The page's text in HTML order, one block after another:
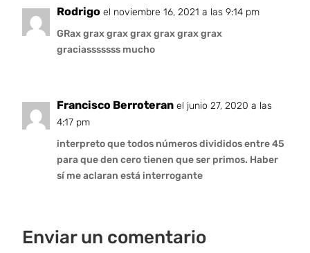
Rodrigo el noviembre 16, 2021 a las 9:14 pm
GRax grax grax grax grax grax grax
graciasssssss mucho
Francisco Berroteran el junio 27, 2020 a las
4:17 pm
interpreto que todos números divididos entre 45
para que den cero tienen que ser primos. Haber
sí me aclaran está interrogante
Enviar un comentario